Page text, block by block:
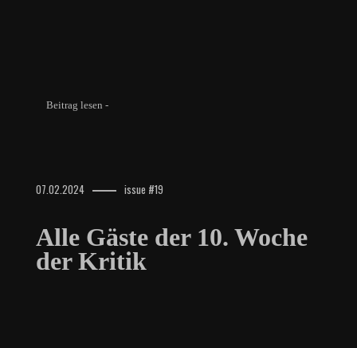
Beitrag lesen -
07.02.2024 issue #19
Alle Gäste der 10. Woche
der Kritik